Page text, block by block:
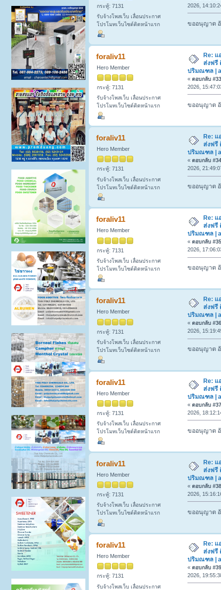
กระทู้: 7131
รับจ้างโพสเว็บ เลื่อนประกาศ
โปรโมทเว็บไซต์ติดหน้าแรก
2026,
ขออนุญาต
foraliv11
Hero Member
กระทู้: 7131
รับจ้างโพสเว็บ เลื่อนประกาศ
โปรโมทเว็บไซต์ติดหน้าแรก
Re:
ส่งฟรี
ปริมณฑล |
« ตอบกลับ
2026,
ขออนุญาต
foraliv11
Hero Member
กระทู้: 7131
รับจ้างโพสเว็บ เลื่อนประกาศ
โปรโมทเว็บไซต์ติดหน้าแรก
Re:
ส่งฟรี
ปริมณฑล |
« ตอบกลับ
2026,
ขออนุญาต
foraliv11
Hero Member
กระทู้: 7131
รับจ้างโพสเว็บ เลื่อนประกาศ
โปรโมทเว็บไซต์ติดหน้าแรก
Re:
ส่งฟรี
ปริมณฑล |
« ตอบกลับ
2026,
ขออนุญาต
foraliv11
Hero Member
กระทู้: 7131
รับจ้างโพสเว็บ เลื่อนประกาศ
โปรโมทเว็บไซต์ติดหน้าแรก
Re:
ส่งฟรี
ปริมณฑล |
« ตอบกลับ
2026,
ขออนุญาต
foraliv11
Hero Member
กระทู้: 7131
รับจ้างโพสเว็บ เลื่อนประกาศ
โปรโมทเว็บไซต์ติดหน้าแรก
Re: แ
ส่งฟรี
ปริมณฑล |
« ตอบกลับ
2026,
ขออนุญาต
foraliv11
Hero Member
กระทู้: 7131
รับจ้างโพสเว็บ เลื่อนประกาศ
โปรโมทเว็บไซต์ติดหน้าแรก
Re: แ
ส่งฟรี
ปริมณฑล |
« ตอบกลับ
2026,
ขออนุญาต
foraliv11
Hero Member
กระทู้: 7131
รับจ้างโพสเว็บ เลื่อนประกาศ
Re:
ส่งฟรี
ปริมณฑล |
« ตอบกลับ
2026,